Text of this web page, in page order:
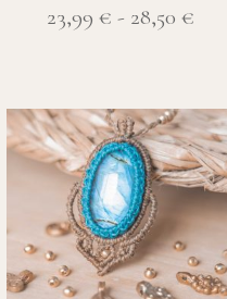
23,99 € - 28,50 €